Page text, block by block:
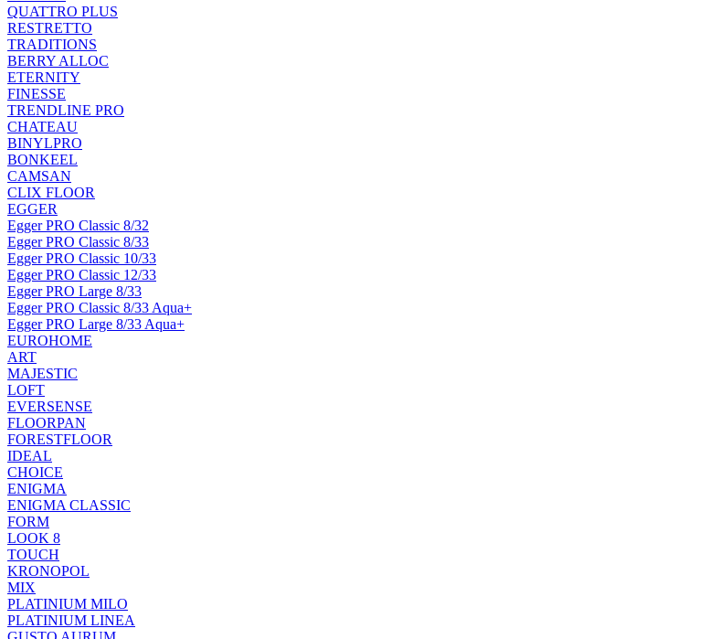
QUATTRO PLUS
RESTRETTO
TRADITIONS
BERRY ALLOC
ETERNITY
FINESSE
TRENDLINE PRO
CHATEAU
BINYLPRO
BONKEEL
CAMSAN
CLIX FLOOR
EGGER
Egger PRO Classic 8/32
Egger PRO Classic 8/33
Egger PRO Classic 10/33
Egger PRO Classic 12/33
Egger PRO Large 8/33
Egger PRO Classic 8/33 Aqua+
Egger PRO Large 8/33 Aqua+
EUROHOME
ART
MAJESTIC
LOFT
EVERSENSE
FLOORPAN
FORESTFLOOR
IDEAL
CHOICE
ENIGMA
ENIGMA CLASSIC
FORM
LOOK 8
TOUCH
KRONOPOL
MIX
PLATINIUM MILO
PLATINIUM LINEA